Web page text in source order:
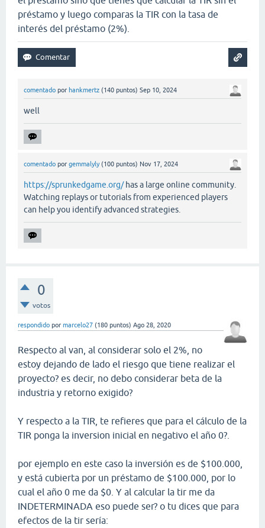
préstamo y luego comparas la TIR con la tasa de
interés del préstamo (2%).
comentado por hankmertz (140 puntos) Sep 10, 2024
well
comentado por gemmalyly (100 puntos) Nov 17, 2024
https://sprunkedgame.org/has a large online community.
Watching replays or tutorials from experienced players
can help you identify advanced strategies.
0
votos
respondido por marcelo27 (180 puntos) Ago 28, 2020
Respecto al van, al considerar solo el 2%, no
estoy dejando de lado el riesgo que tiene realizar el
proyecto? es decir, no debo considerar beta de la
industria y retorno exigido?
Y respecto a la TIR, te refieres que para el cálculo de la
TIR ponga la inversion inicial en negativo el año 0?.
por ejemplo en este caso la inversión es de $100.000,
y está cubierta por un préstamo de $100.000, por lo
cual el año 0 me da $0. Y al calcular la tir me da
INDETERMINADA eso puede ser? o tu dices que para
efectos de la tir sería: